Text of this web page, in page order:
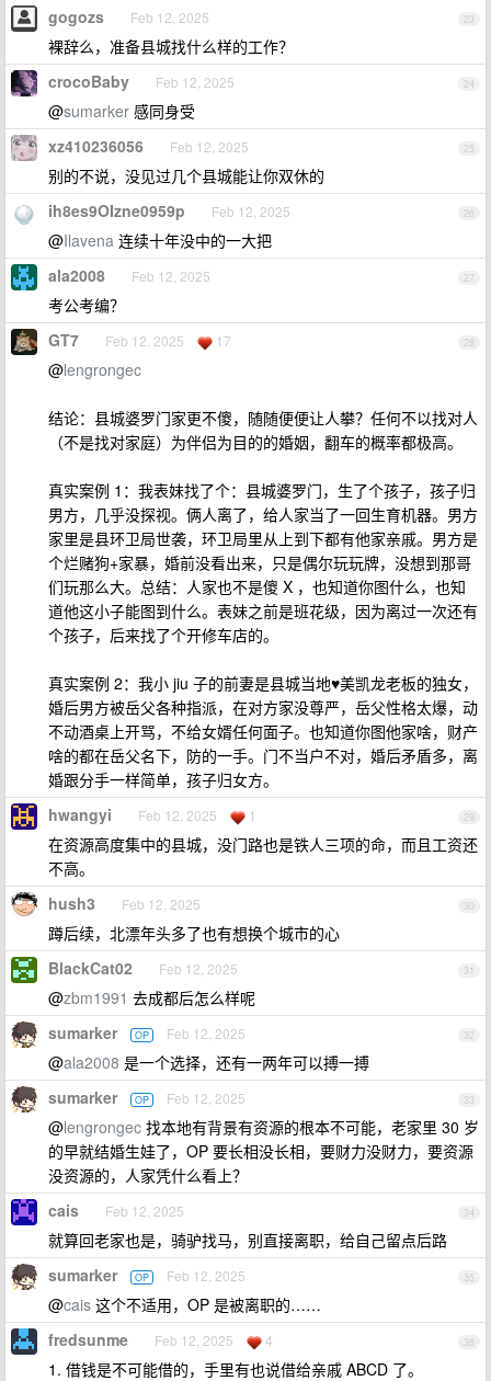
23
gogozs Feb 12, 2025
裸辞么，准备县城找什么样的工作？
24
crocoBaby Feb 12, 2025
@sumarker 感同身受
25
xz410236056 Feb 12, 2025
别的不说，没见过几个县城能让你双休的
26
ih8es9OIzne0959p Feb 12, 2025
@Ilavena 连续十年没中的一大把
27
ala2008 Feb 12, 2025
考公考编？
28
GT7 Feb 12, 2025 17
@lengrongec
结论：县城婆罗门家更不傻，随随便便让人攀？任何不以找对人
（不是找对家庭）为伴侣为目的的婚姻，翻车的概率都极高。
真实案例 1：我表妹找了个：县城婆罗门，生了个孩子，孩子归
男方，几乎没探视。俩人离了，给人家当了一回生育机器。男方
家里是县环卫局世袭，环卫局里从上到下都有他家亲戚。男方是
个烂赌狗+家暴，婚前没看出来，只是偶尔玩玩牌，没想到那哥
们玩那么大。总结：人家也不是傻 X ，也知道你图什么，也知
道他这小子能图到什么。表妹之前是班花级，因为离过一次还有
个孩子，后来找了个开修车店的。
真实案例 2：我小 jiu 子的前妻是县城当地♥️美凯龙老板的独女，
婚后男方被岳父各种指派，在对方家没尊严，岳父性格太爆，动
不动酒桌上开骂，不给女婿任何面子。也知道你图他家啥，财产
啥的都在岳父名下，防的一手。门不当户不对，婚后矛盾多，离
婚跟分手一样简单，孩子归女方。
29
hwangyi Feb 12, 2025 1
在资源高度集中的县城，没门路也是铁人三项的命，而且工资还
不高。
30
hush3 Feb 12, 2025
蹲后续，北漂年头多了也有想换个城市的心
31
BlackCat02 Feb 12, 2025
@zbm1991 去成都后怎么样呢
32
sumarker OP Feb 12, 2025
@ala2008 是一个选择，还有一两年可以搏一搏
33
sumarker OP Feb 12, 2025
@lengrongec 找本地有背景有资源的根本不可能，老家里 30 岁
的早就结婚生娃了，OP 要长相没长相，要财力没财力，要资源
没资源的，人家凭什么看上？
34
cais Feb 12, 2025
就算回老家也是，骑驴找马，别直接离职，给自己留点后路
35
sumarker OP Feb 12, 2025
@cais 这个不适用，OP 是被离职的……
36
fredsunme Feb 12, 2025 4
1. 借钱是不可能借的，手里有也说借给亲戚 ABCD 了。